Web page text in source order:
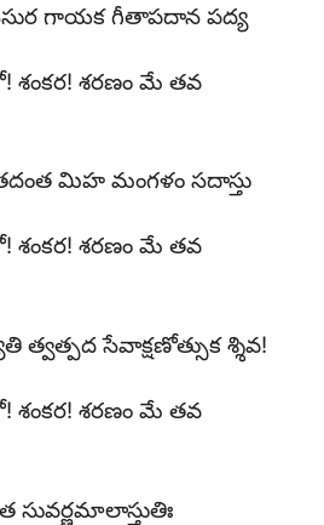
గాయక గీతాపదాన పద్య
శంకర! శరణం మే తవ
మిహ మంగళం సదాస్తు
శంకర! శరణం మే తవ
త్వత్పద సేవాక్షణోత్సుక శ్శివ!
శంకర! శరణం మే తవ
సువర్ణమాలాస్తుతిః